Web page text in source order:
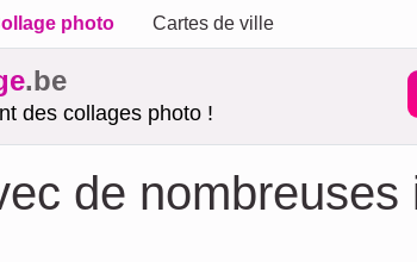
photo Cartes de ville
.be
des collages photo !
de nombreuses